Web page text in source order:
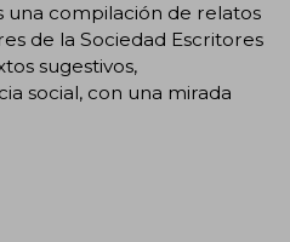
una compilación de relatos
de la Sociedad Escritores
sugestivos,
social, con una mirada